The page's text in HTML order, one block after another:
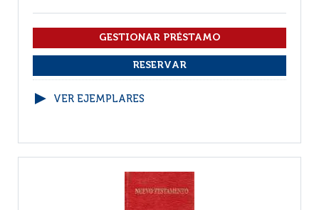
VER EJEMPLARES